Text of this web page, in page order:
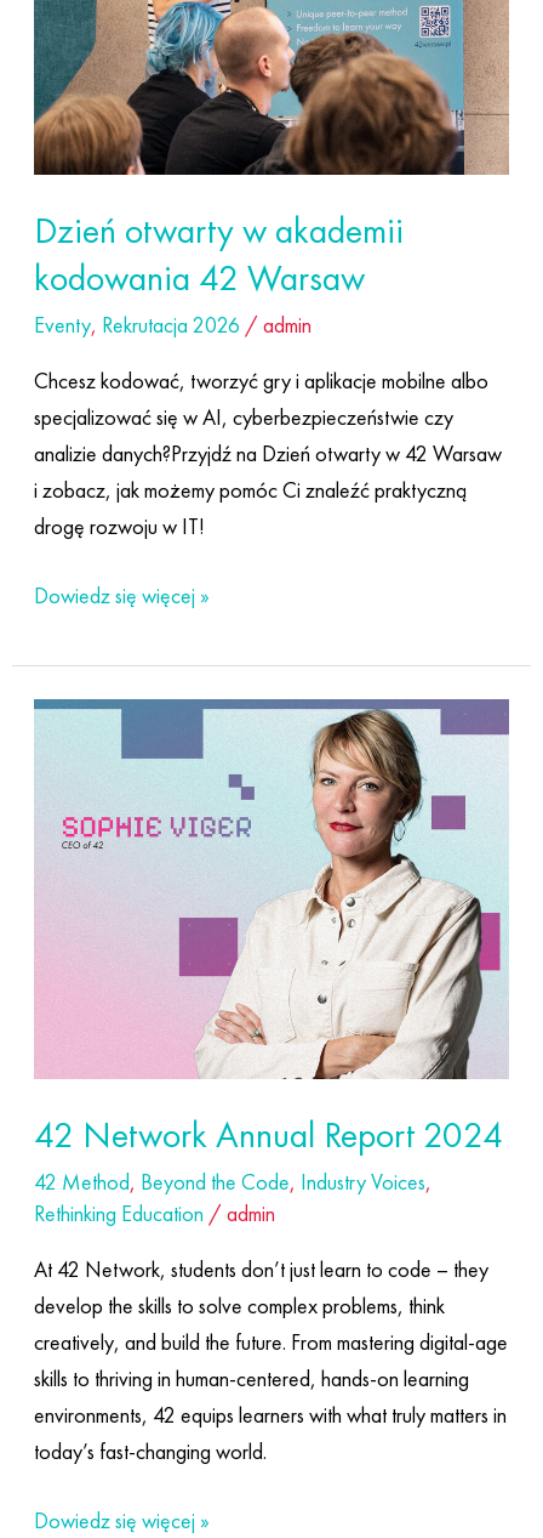
Dzień otwarty w akademii
kodowania 42 Warsaw
Eventy, Rekrutacja 2026 /admin
Chcesz kodować, tworzyć gry i aplikacje mobilne albo
specjalizować się w AI, cyberbezpieczeństwie czy
analizie danych?Przyjdź na Dzień otwarty w 42 Warsaw
i zobacz, jak możemy pomóc Ci znaleźć praktyczną
drogę rozwoju w IT!
Dowiedz się więcej »
42 Network Annual Report 2024
42 Method, Beyond the Code, Industry Voices,
Rethinking Education /admin
At 42 Network, students don’t just learn to code – they
develop the skills to solve complex problems, think
creatively, and build the future. From mastering digital-age
skills to thriving in human-centered, hands-on learning
environments, 42 equips learners with what truly matters in
today’s fast-changing world.
42
Report
Dowiedz się więcej »